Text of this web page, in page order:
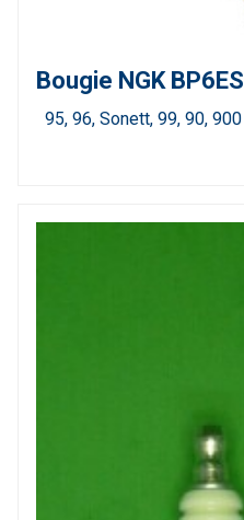
Bougie NGK BP6ES
95 96 Sonett 99 90 900